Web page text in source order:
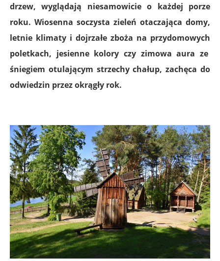
drzew, wyglądają niesamowicie o każdej porze
roku. Wiosenna soczysta zieleń otaczająca domy,
letnie klimaty i dojrzałe zboża na przydomowych
poletkach, jesienne kolory czy zimowa aura ze
śniegiem otulającym strzechy chałup, zachęca do
odwiedzin przez okrągły rok.